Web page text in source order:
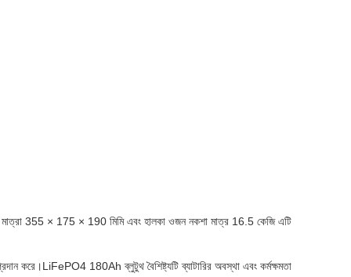
মাত্রা 355 × 175 × 190 মিমি এবং হালকা ওজন নকশা মাত্র 16.5 কেজি এটি
করে।LiFePO4 180Ah ব্লুটুথ বৈশিষ্ট্যটি ব্যাটারির অবস্থা এবং কর্মক্ষমতা